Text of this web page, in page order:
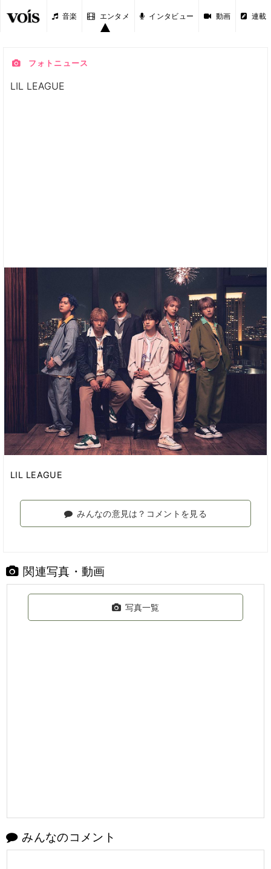
音楽 エンタメ インタビュー 動画 連載
フォトニュース
LIL LEAGUE
LIL LEAGUE
みんなの意見は？コメントを見る
関連写真・動画
写真一覧
みんなのコメント